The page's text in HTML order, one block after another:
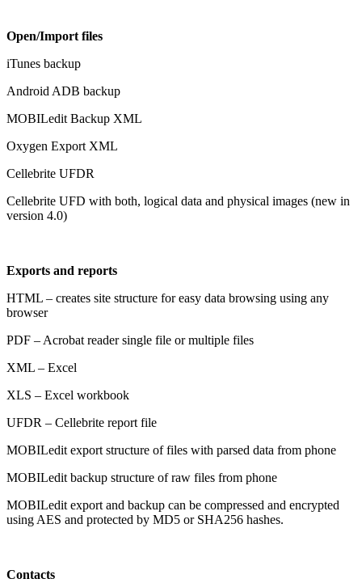
Open/Import files
iTunes backup
Android ADB backup
MOBILedit Backup XML
Oxygen Export XML
Cellebrite UFDR
Cellebrite UFD with both, logical data and physical images (new in
version 4.0)
Exports and reports
HTML – creates site structure for easy data browsing using any
browser
PDF – Acrobat reader single file or multiple files
XML – Excel
XLS – Excel workbook
UFDR – Cellebrite report file
MOBILedit export structure of files with parsed data from phone
MOBILedit backup structure of raw files from phone
MOBILedit export and backup can be compressed and encrypted
using AES and protected by MD5 or SHA256 hashes.
Contacts